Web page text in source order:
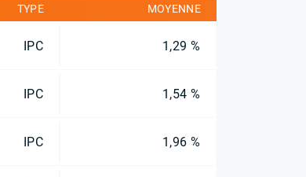
TYPE MOYENNE
IPC 1,29 %
IPC 1,54 %
IPC 1,96 %